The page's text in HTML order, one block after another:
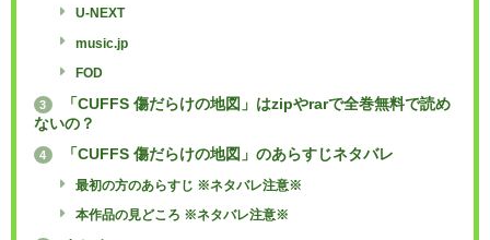
U-NEXT
music.jp
FOD
3
「CUFFS 傷だらけの地図」はzipやrarで全巻無料で読め
ないの？
4 「CUFFS 傷だらけの地図」のあらすじネタバレ
最初の方のあらすじ ※ネタバレ注意※
本作品の見どころ ※ネタバレ注意※